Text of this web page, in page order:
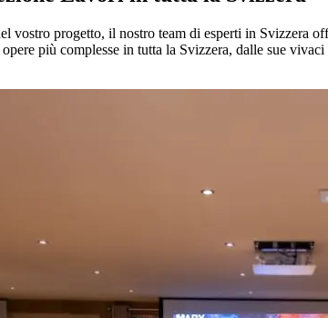
vostro progetto, il nostro team di esperti in Svizzera
opere più complesse in tutta la Svizzera, dalle sue